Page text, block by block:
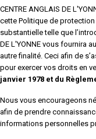
CENTRE ANGLAIS DE
cette Politique de
substantielle telle que
DE L'YONNE vous fournira
autre finalité. Ceci afin de
pour exercer vos droits en
janvier 1978 et du
Nous vous encourageons
afin de prendre
informations personnelles